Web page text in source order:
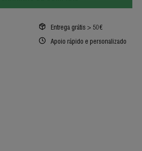
Entrega grátis > 50€
Apoio rápido e personalizado